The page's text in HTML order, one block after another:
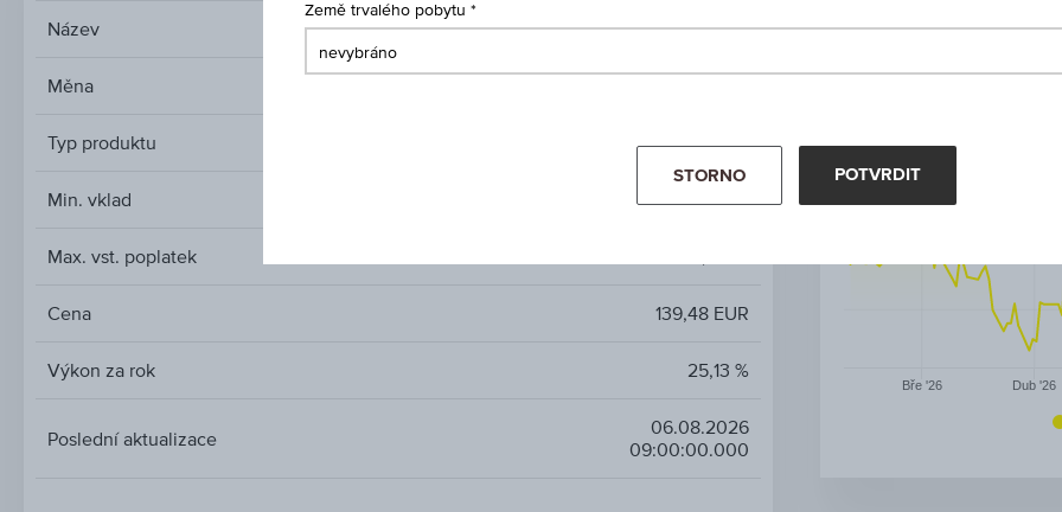
Název Index-Selection-Equity (R) (UCITS)
Měna
Typ produktu Fondy fondů
Min. vklad -
Max. vst. poplatek
Cena 139,48 EUR
Výkon za rok 25,13 %
Poslední aktualizace
06.08.2026
09:00:00.000
Bře '26 Dub '26
Země trvalého pobytu
STORNO POTVRDIT